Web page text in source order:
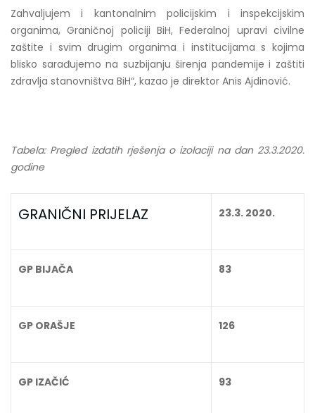
Zahvaljujem i kantonalnim policijskim i inspekcijskim
organima, Graničnoj policiji BiH, Federalnoj upravi civilne
zaštite i svim drugim organima i institucijama s kojima
blisko sarađujemo na suzbijanju širenja pandemije i zaštiti
zdravlja stanovništva BiH“, kazao je direktor Anis Ajdinović.
Tabela: Pregled izdatih rješenja o izolaciji na dan 23.3.2020.
godine
GRANIČNI PRIJELAZ 23.3. 2020.
GP BIJAČA 83
GP ORAŠJE 126
GP IZAČIĆ 93